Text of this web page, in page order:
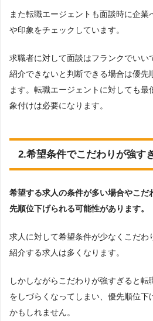
また転職エージェントも面談時に企
や印象をチェックしています。
求職者に対して面談はフランクでいい
紹介できないと判断できる場合は優先
ます。転職エージェントに対しても
象付けは必要になります。
2.希望条件でこだわりが強す
希望する求人の条件が多い場合やこだ
先順位下げられる可能性があります。
求人に対して希望条件が少なくこだわ
紹介する求人は多くなります。
しかしながらこだわりが強すぎると
をしづらくなってしまい、優先順位下
かもしれません。